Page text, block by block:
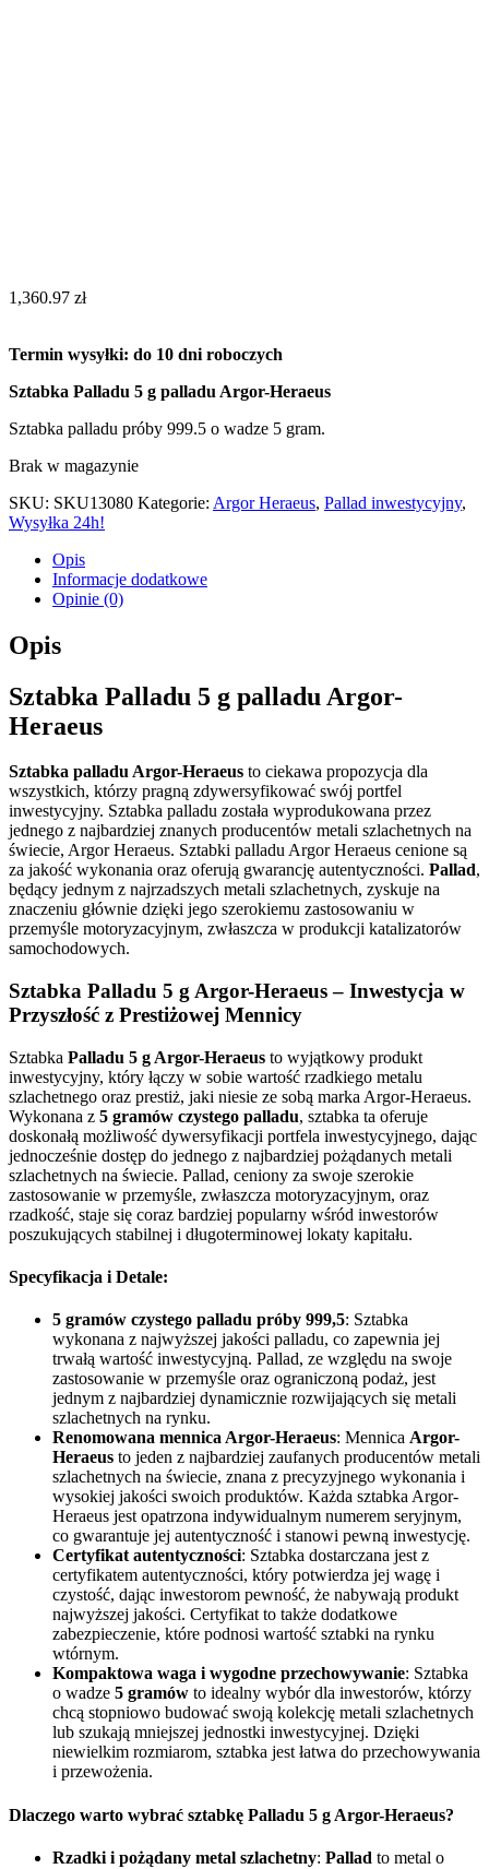
1,360.97 zł
Termin wysyłki: do 10 dni roboczych
Sztabka Palladu 5 g palladu Argor-Heraeus
Sztabka palladu próby 999.5 o wadze 5 gram.
Brak w magazynie
SKU: SKU13080 Kategorie: Argor Heraeus, Pallad inwestycyjny,
Wysyłka 24h!
Opis
Informacje dodatkowe
Opinie (0)
Opis
Sztabka Palladu 5 g palladu Argor-
Heraeus
Sztabka palladu Argor-Heraeus to ciekawa propozycja dla
wszystkich, którzy pragną zdywersyfikować swój portfel
inwestycyjny. Sztabka palladu została wyprodukowana przez
jednego z najbardziej znanych producentów metali szlachetnych na
świecie, Argor Heraeus. Sztabki palladu Argor Heraeus cenione są
za jakość wykonania oraz oferują gwarancję autentyczności. Pallad,
będący jednym z najrzadszych metali szlachetnych, zyskuje na
znaczeniu głównie dzięki jego szerokiemu zastosowaniu w
przemyśle motoryzacyjnym, zwłaszcza w produkcji katalizatorów
samochodowych.
Sztabka Palladu 5 g Argor-Heraeus – Inwestycja w
Przyszłość z Prestiżowej Mennicy
Sztabka Palladu 5 g Argor-Heraeus to wyjątkowy produkt
inwestycyjny, który łączy w sobie wartość rzadkiego metalu
szlachetnego oraz prestiż, jaki niesie ze sobą marka Argor-Heraeus.
Wykonana z 5 gramów czystego palladu, sztabka ta oferuje
doskonałą możliwość dywersyfikacji portfela inwestycyjnego, dając
jednocześnie dostęp do jednego z najbardziej pożądanych metali
szlachetnych na świecie. Pallad, ceniony za swoje szerokie
zastosowanie w przemyśle, zwłaszcza motoryzacyjnym, oraz
rzadkość, staje się coraz bardziej popularny wśród inwestorów
poszukujących stabilnej i długoterminowej lokaty kapitału.
Specyfikacja i Detale:
5 gramów czystego palladu próby 999,5: Sztabka
wykonana z najwyższej jakości palladu, co zapewnia jej
trwałą wartość inwestycyjną. Pallad, ze względu na swoje
zastosowanie w przemyśle oraz ograniczoną podaż, jest
jednym z najbardziej dynamicznie rozwijających się metali
szlachetnych na rynku.
Renomowana mennica Argor-Heraeus: Mennica Argor-
Heraeus to jeden z najbardziej zaufanych producentów metali
szlachetnych na świecie, znana z precyzyjnego wykonania i
wysokiej jakości swoich produktów. Każda sztabka Argor-
Heraeus jest opatrzona indywidualnym numerem seryjnym,
co gwarantuje jej autentyczność i stanowi pewną inwestycję.
Certyfikat autentyczności: Sztabka dostarczana jest z
certyfikatem autentyczności, który potwierdza jej wagę i
czystość, dając inwestorom pewność, że nabywają produkt
najwyższej jakości. Certyfikat to także dodatkowe
zabezpieczenie, które podnosi wartość sztabki na rynku
wtórnym.
Kompaktowa waga i wygodne przechowywanie: Sztabka
o wadze 5 gramów to idealny wybór dla inwestorów, którzy
chcą stopniowo budować swoją kolekcję metali szlachetnych
lub szukają mniejszej jednostki inwestycyjnej. Dzięki
niewielkim rozmiarom, sztabka jest łatwa do przechowywania
i przewożenia.
Dlaczego warto wybrać sztabkę Palladu 5 g Argor-Heraeus?
Rzadki i pożądany metal szlachetny: Pallad to metal o